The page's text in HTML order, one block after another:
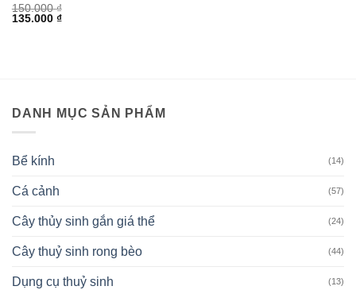
150.000₫
Giá
135.000 ₫Giá
DANH MỤC SẢN PHẨM
Bể kính (14)
Cá cảnh (57)
Cây thủy sinh gắn giá thể (24)
Cây thuỷ sinh rong bèo (44)
Dụng cụ thuỷ sinh (13)